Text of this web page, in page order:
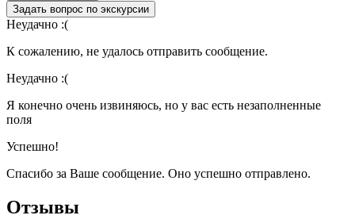
Задать вопрос по экскурсии
Неудачно :(
К сожалению, не удалось отправить сообщение.
Неудачно :(
Я конечно очень извиняюсь, но у вас есть незаполненные
поля
Успешно!
Спасибо за Ваше сообщение. Оно успешно отправлено.
Отзывы